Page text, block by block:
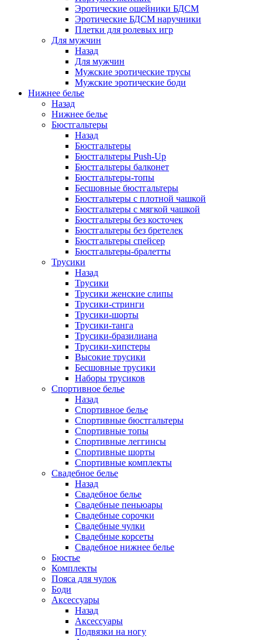
Эротические ошейники БДСМ
Эротические БДСМ наручники
Плетки для ролевых игр
Для мужчин
Назад
Для мужчин
Мужские эротические трусы
Мужские эротические боди
Нижнее белье
Назад
Нижнее белье
Бюстгальтеры
Назад
Бюстгальтеры
Бюстгальтеры Push-Up
Бюстгальтеры балконет
Бюстгальтеры-топы
Бесшовные бюстгальтеры
Бюстгальтеры с плотной чашкой
Бюстгальтеры с мягкой чашкой
Бюстгальтеры без косточек
Бюстгальтеры без бретелек
Бюстгальтеры спейсер
Бюстгальтеры-бралетты
Трусики
Назад
Трусики
Трусики женские слипы
Трусики-стринги
Трусики-шорты
Трусики-танга
Трусики-бразилиана
Трусики-хипстеры
Высокие трусики
Бесшовные трусики
Наборы трусиков
Спортивное белье
Назад
Спортивное белье
Спортивные бюстгальтеры
Спортивные топы
Спортивные леггинсы
Спортивные шорты
Спортивные комплекты
Свадебное белье
Назад
Свадебное белье
Свадебные пеньюары
Свадебные сорочки
Свадебные чулки
Свадебные корсеты
Свадебное нижнее белье
Бюстье
Комплекты
Пояса для чулок
Боди
Аксессуары
Назад
Аксессуары
Подвязки на ногу